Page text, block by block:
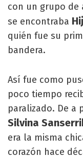
con un grupo de
se encontraba
quién fue su
bandera.
Así fue como
poco tiempo
paralizado. De a
Silvina
era la misma
corazón hace